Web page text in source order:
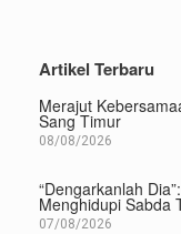
Artikel Terbaru
Merajut
Sang Timur
08/08/2026
“Dengarkanlah
Menghidupi Sabda
07/08/2026